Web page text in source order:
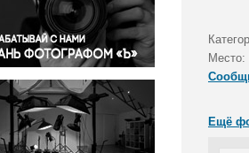
Правосудие
Происшествия и конфликты
Религия
Светская жизнь
Спорт
Экология
Экономика и бизнес
Место:
Ещё